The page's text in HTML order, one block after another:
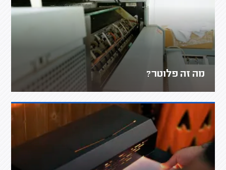
מה זה פלוטר?